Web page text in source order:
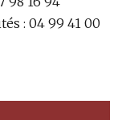
: 04 99 41 00